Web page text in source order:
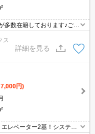
数在籍しております♪ご要
弊社に一度も来店せずとも
れている物件も全てご紹介
申し付けください★
ス
詳細を見る
円)
レベーター2基！システム